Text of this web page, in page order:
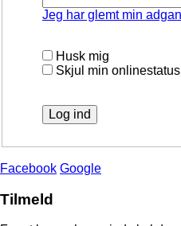
Jeg har glemt min
Husk mig
Skjul min
Facebook Google
Tilmeld